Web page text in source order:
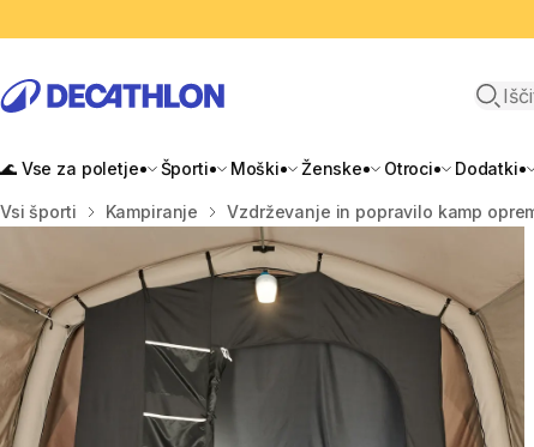
Odpri
🌊 Vse za poletje Športi Moški Ženske Otroci Dodatki
Domov
Vsi športi Kampiranje Vzdrževanje in popravilo kamp